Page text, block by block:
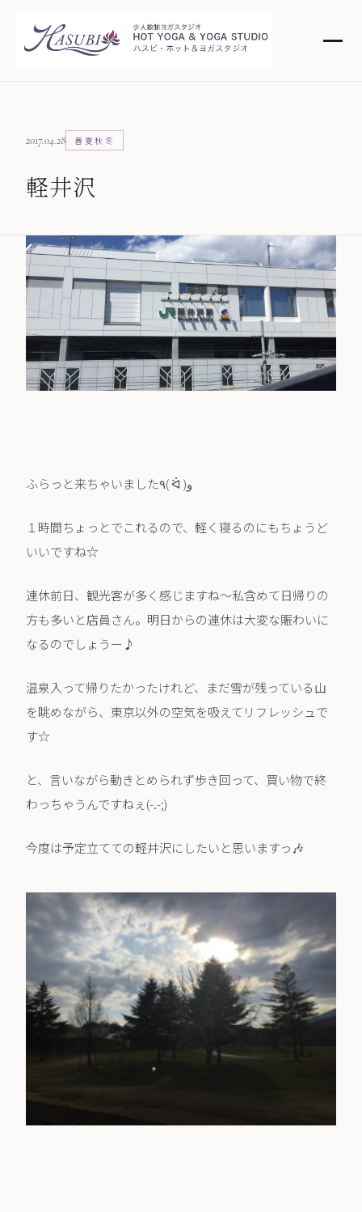
2017.04.28 春夏秋冬
軽井沢
ふらっと来ちゃいました٩( ᐛ )و
１時間ちょっとでこれるので、軽く寝るのにもちょうど
いいですね☆
連休前日、観光客が多く感じますね〜私含めて日帰りの
方も多いと店員さん。明日からの連休は大変な賑わいに
なるのでしょうー♪
温泉入って帰りたかったけれど、まだ雪が残っている山
を眺めながら、東京以外の空気を吸えてリフレッシュで
す☆
と、言いながら動きとめられず歩き回って、買い物で終
わっちゃうんですねぇ(-.-;)
今度は予定立てての軽井沢にしたいと思いますっ🎶